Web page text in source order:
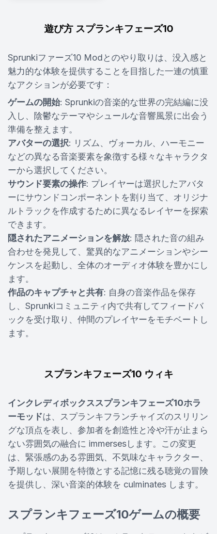
遊び方 スプランキフェーズ10
Sprunkiファーズ10 Modとのやり取りは、没入感と
魅力的な体験を提供することを目指した一連の慎重
なアクションが必要です：
ゲームの開始: Sprunkiの音楽的な世界の完結編に没
入し、陰鬱なテーマやシュールな音響風景に出会う
準備を整えます。
アバターの選択: リズム、ヴォーカル、ハーモニー
などの異なる音楽要素を象徴する様々なキャラクタ
ーから選択してください。
サウンド要素の操作: プレイヤーは選択したアバタ
ーにサウンドコンポーネントを割り当て、オリジナ
ルトラックを作成するために異なるレイヤーを探索
できます。
隠されたアニメーションを解放: 隠された音の組み
合わせを発見して、驚異的なアニメーションやシー
ケンスを起動し、全体のオーディオ体験を豊かにし
ます。
作品のキャプチャと共有: 自身の音楽作品を保存
し、Sprunkiコミュニティ内で共有してフィードバ
ックを受け取り、仲間のプレイヤーをモチベートし
ます。
スプランキフェーズ10 ウィキ
インクレディボックススプランキフェーズ10ホラ
ーモッドは、スプランキフランチャイズのスリリン
グな頂点を表し、参加者を創造性と冷や汗が止まら
ない雰囲気の融合に immersesします。この変更
は、緊張感のある雰囲気、不気味なキャラクター、
予期しない展開を特徴とする記憶に残る聴覚の冒険
を提供し、深い音楽的体験を culminates します。
スプランキフェーズ10ゲームの概要